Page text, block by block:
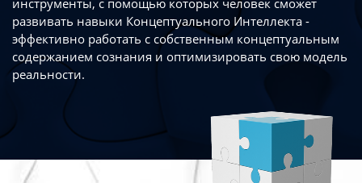
инструменты, с помощью которых человек сможет
развивать навыки Концептуального Интеллекта -
эффективно работать с собственным концептуальным
содержанием сознания и оптимизировать свою модель
реальности.